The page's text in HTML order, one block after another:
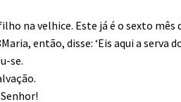
na velhice. Este já é o sexto mês
então, disse: ‘Eis aqui a
se.